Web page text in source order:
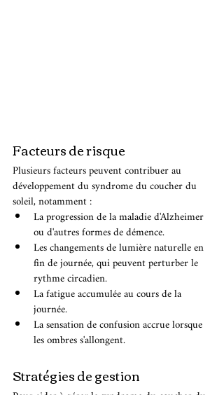
Facteurs de risque
Plusieurs facteurs peuvent contribuer au
développement du syndrome du coucher du
soleil, notamment :
La progression de la maladie d'Alzheimer
ou d'autres formes de démence.
Les changements de lumière naturelle en
fin de journée, qui peuvent perturber le
rythme circadien.
La fatigue accumulée au cours de la
journée.
La sensation de confusion accrue lorsque
les ombres s'allongent.
Stratégies de gestion